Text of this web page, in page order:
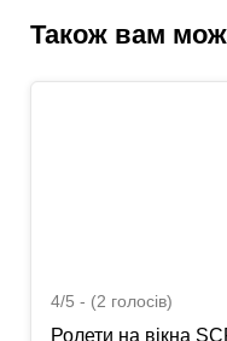
Також вам
4/5 - (2 голосів)
Ролети на вікна